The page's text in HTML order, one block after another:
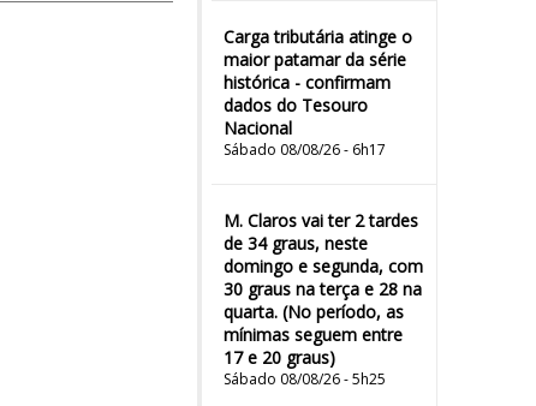
Carga tributária atinge o
maior patamar da série
histórica - confirmam
dados do Tesouro
Nacional
Sábado 08/08/26 - 6h17
M. Claros vai ter 2 tardes
de 34 graus, neste
domingo e segunda, com
30 graus na terça e 28 na
quarta. (No período, as
mínimas seguem entre
17 e 20 graus)
Sábado 08/08/26 - 5h25